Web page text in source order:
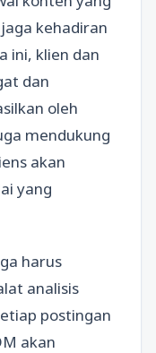
kehadiran
ini, klien dan
dan
oleh
mendukung
akan
yang
harus
analisis
postingan
akan